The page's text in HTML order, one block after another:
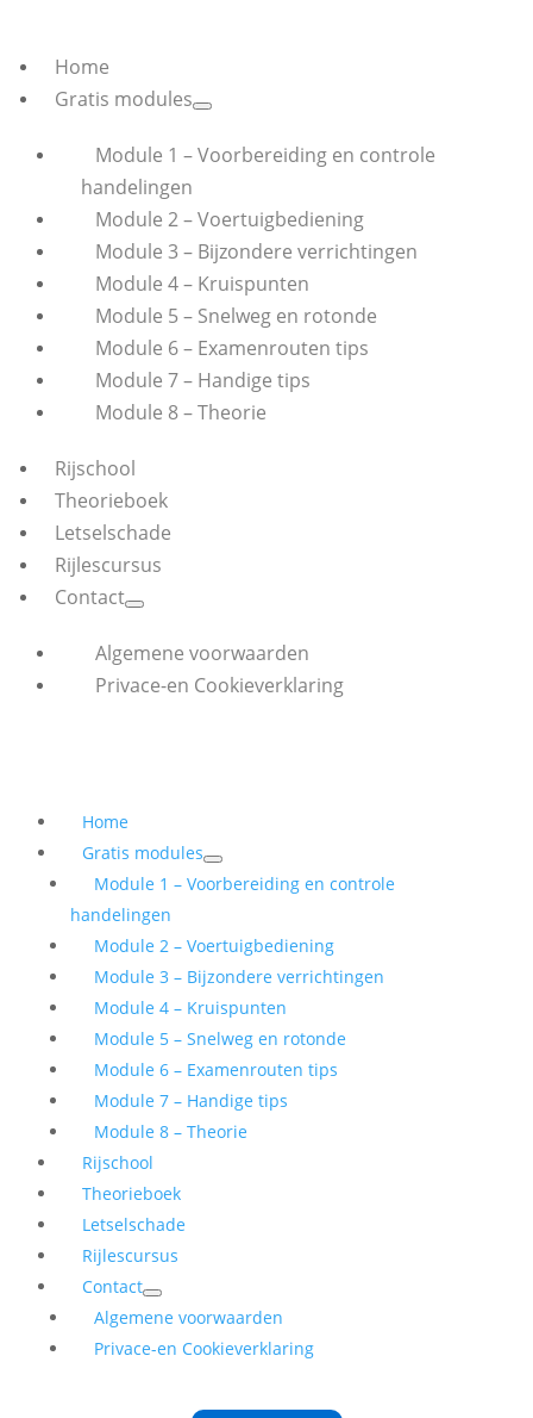
Home
Gratis modules
Module 1 – Voorbereiding en controle
handelingen
Module 2 – Voertuigbediening
Module 3 – Bijzondere verrichtingen
Module 4 – Kruispunten
Module 5 – Snelweg en rotonde
Module 6 – Examenrouten tips
Module 7 – Handige tips
Module 8 – Theorie
Rijschool
Theorieboek
Letselschade
Rijlescursus
Contact
Algemene voorwaarden
Privace-en Cookieverklaring
Home
Gratis modules
Module 1 – Voorbereiding en controle
handelingen
Module 2 – Voertuigbediening
Module 3 – Bijzondere verrichtingen
Module 4 – Kruispunten
Module 5 – Snelweg en rotonde
Module 6 – Examenrouten tips
Module 7 – Handige tips
Module 8 – Theorie
Rijschool
Theorieboek
Letselschade
Rijlescursus
Contact
Algemene voorwaarden
Privace-en Cookieverklaring